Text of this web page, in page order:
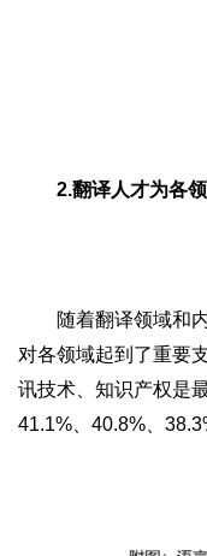
2.翻译人才为各领
随着翻译领域和内
对各领域起到了重要
讯技术、知识产权是
41.1%、40.8%、